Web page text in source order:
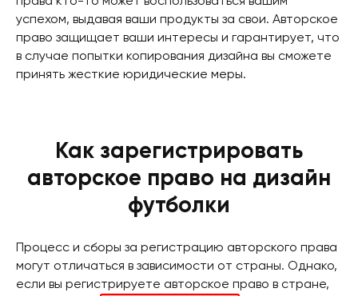
успехом, выдавая ваши продукты за свои. Авторское
право защищает ваши интересы и гарантирует, что
в случае попытки копирования дизайна вы сможете
принять жесткие юридические меры.
Как зарегистрировать
авторское право на дизайн
футболки
Процесс и сборы за регистрацию авторского права
могут отличаться в зависимости от страны. Однако,
если вы регистрируете авторское право в стране,